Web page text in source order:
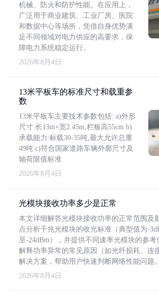
机械、防火和防护性能。在应用上，
广泛用于商业建筑、工业厂房、医院
和数据中心等场所，凭借自身优势满
足不同领域对电力供应的高要求，保
障电力系统稳定运行。
2026年8月4日
13米平板车的标准尺寸和载重参
数
13米平板车主要技术参数包括: a)外形
尺寸:长13m×宽2.45m,栏板高55cm b)
承载能力:标载30-35吨,最大允许总重
49吨 c)符合国家道路车辆外廓尺寸及
轴荷限值标准
2026年8月4日
光模块接收功率多少是正常
本文详细解答光模块接收功率的正常范围及
点分析千兆光模块的收光标准（典型值为-
至-24dBm），并提供不同速率光模块的参
解释功率异常的常见原因（如光纤损耗、连
解决方案，帮助用户快速判断网络性能问题。
2026年8月4日